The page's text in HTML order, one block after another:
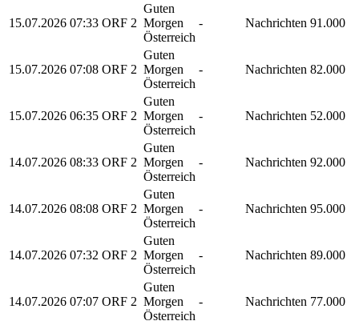
15.07.2026 07:33 ORF 2
Guten
Morgen
Österreich
- Nachrichten 91.000
15.07.2026 07:08 ORF 2
Guten
Morgen
Österreich
- Nachrichten 82.000
15.07.2026 06:35 ORF 2
Guten
Morgen
Österreich
- Nachrichten 52.000
14.07.2026 08:33 ORF 2
Guten
Morgen
Österreich
- Nachrichten 92.000
14.07.2026 08:08 ORF 2
Guten
Morgen
Österreich
- Nachrichten 95.000
14.07.2026 07:32 ORF 2
Guten
Morgen
Österreich
- Nachrichten 89.000
14.07.2026 07:07 ORF 2
Guten
Morgen
Österreich
- Nachrichten 77.000